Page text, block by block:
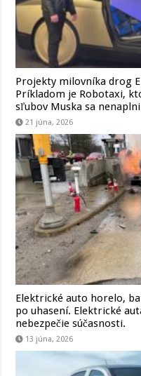
Projekty milovníka drog
Príkladom je Robotaxi,
sľubov Muska sa
21 júna, 2026
Elektrické auto horelo,
po uhasení. Elektrické
nebezpečie súčasnosti.
13 júna, 2026